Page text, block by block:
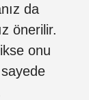
da
önerilir.
onu